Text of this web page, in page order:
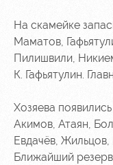
rentals
Ice palace
Sport
На скамейке
Маматов,
Пилишвили,
К. Гафьятулин.
Хозяева
Акимов, Атаян,
Евдачёв,
Ближайший